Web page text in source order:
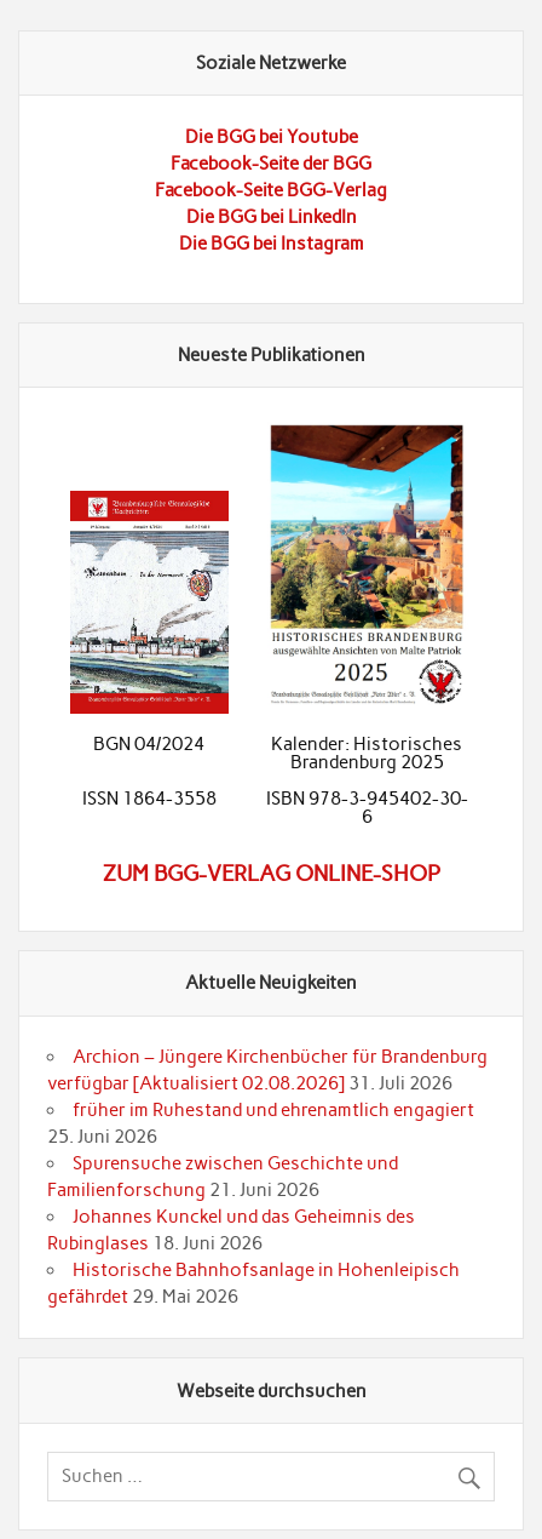
Soziale Netzwerke
Die BGG bei Youtube
Facebook-Seite der BGG
Facebook-Seite BGG-Verlag
Die BGG bei LinkedIn
Die BGG bei Instagram
Neueste Publikationen
BGN 04/2024
Kalender: Historisches
Brandenburg 2025
ISSN 1864-3558
ISBN 978-3-945402-30-
6
ZUM BGG-VERLAG ONLINE-SHOP
Aktuelle Neuigkeiten
Archion – Jüngere Kirchenbücher für Brandenburg
verfügbar [Aktualisiert 02.08.2026] 31. Juli 2026
früher im Ruhestand und ehrenamtlich engagiert
25. Juni 2026
Spurensuche zwischen Geschichte und
Familienforschung 21. Juni 2026
Johannes Kunckel und das Geheimnis des
Rubinglases 18. Juni 2026
Historische Bahnhofsanlage in Hohenleipisch
gefährdet 29. Mai 2026
Webseite durchsuchen